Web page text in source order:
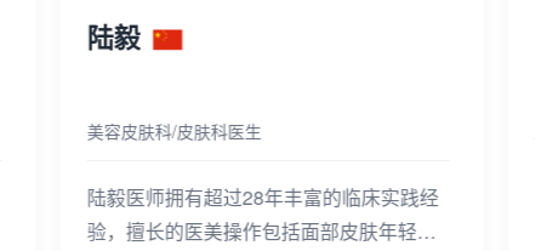
彭琬晴
皮肤科医生
彭琬晴医师在皮肤科及美容皮肤科领域拥
有10余年的工作经验。擅长各类常见皮肤